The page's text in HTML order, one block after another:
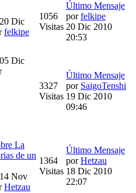
Dic
felkipe
1056
Visitas
Último Mensaje
porfelkipe
20 Dic 2010
20:53
Dic
3327
Visitas
Último Mensaje
por SaigoTenshi
19 Dic 2010
09:46
La
de un
Nov
Hetzau
1364
Visitas
Último Mensaje
porHetzau
18 Dic 2010
22:07